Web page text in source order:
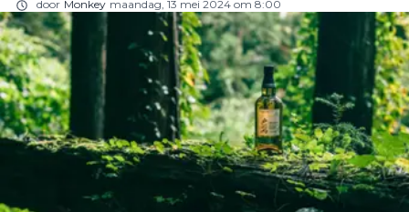
door Monkey maandag, 13 mei 2024 om 8:00